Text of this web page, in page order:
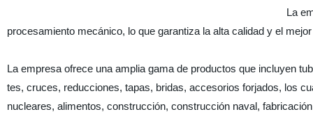
La
procesamiento mecánico, lo que garantiza la alta calidad y el
La empresa ofrece una amplia gama de productos que incluyen
tes, cruces, reducciones, tapas, bridas, accesorios forjados, los
nucleares, alimentos, construcción, construcción naval,